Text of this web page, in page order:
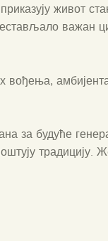
живот
важан
за будуће